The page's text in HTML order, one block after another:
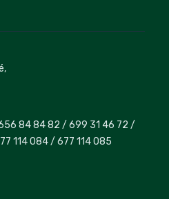
84 84 82 / 699 31 46 72 /
114 084 / 677 114 085